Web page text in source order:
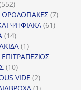
552552
προϊόντα
ΩΡΟΛΟΓΙΑΚΕΣ 77
ΨΗΦΙΑΚΑ 6161
1414
προϊόντα
11
προϊόν
1010
προϊόντα
VIDE 22
προϊόντα
11